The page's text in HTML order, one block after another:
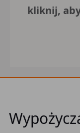
kliknij,